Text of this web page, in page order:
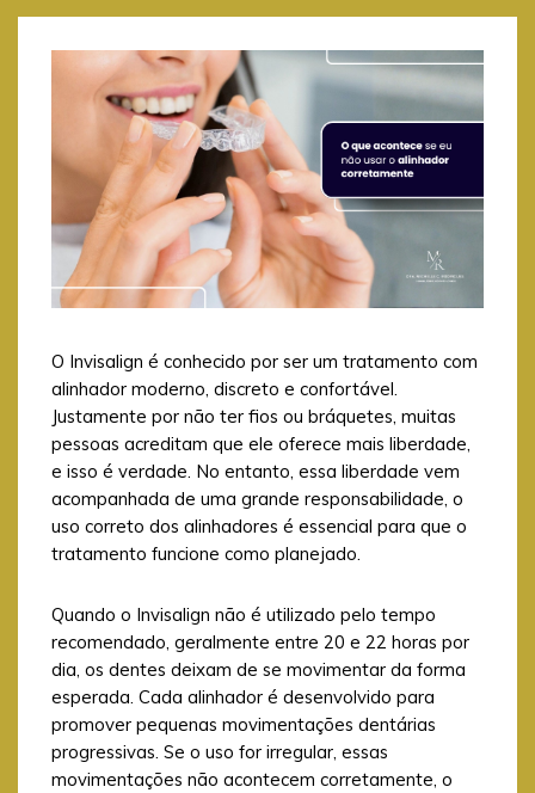
O Invisalign é conhecido por ser um tratamento com
alinhador moderno, discreto e confortável.
Justamente por não ter fios ou bráquetes, muitas
pessoas acreditam que ele oferece mais liberdade,
e isso é verdade. No entanto, essa liberdade vem
acompanhada de uma grande responsabilidade, o
uso correto dos alinhadores é essencial para que o
tratamento funcione como planejado.
Quando o Invisalign não é utilizado pelo tempo
recomendado, geralmente entre 20 e 22 horas por
dia, os dentes deixam de se movimentar da forma
esperada. Cada alinhador é desenvolvido para
promover pequenas movimentações dentárias
progressivas. Se o uso for irregular, essas
movimentações não acontecem corretamente, o